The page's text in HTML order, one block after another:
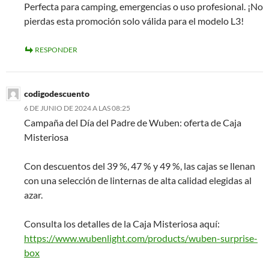
Perfecta para camping, emergencias o uso profesional. ¡No
pierdas esta promoción solo válida para el modelo L3!
RESPONDER
codigodescuento
6 DE JUNIO DE 2024 A LAS 08:25
Campaña del Día del Padre de Wuben: oferta de Caja
Misteriosa
Con descuentos del 39 %, 47 % y 49 %, las cajas se llenan
con una selección de linternas de alta calidad elegidas al
azar.
Consulta los detalles de la Caja Misteriosa aquí:
https://www.wubenlight.com/products/wuben-surprise-
box